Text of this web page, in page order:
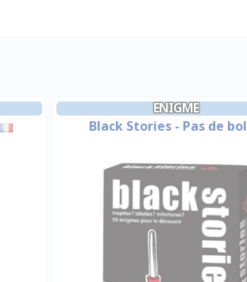
ENIGME
Black Stories - Pas de bol